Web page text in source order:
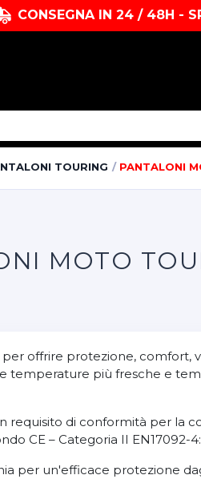
CONSEGNA IN 24 / 48H -
TOURING PANTALONI
MOTO
offrire protezione, comfort,
temperature più fresche e
requisito di conformità per
CE – Categoria II EN17092-
per un'efficace protezione